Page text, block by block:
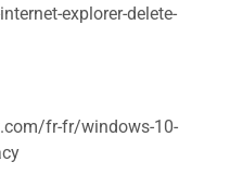
explorer-delete-
fr-fr/windows-10-